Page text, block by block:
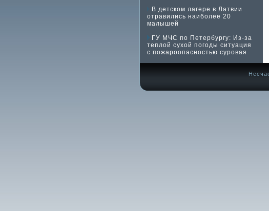
В детском лагере в Латвии
отравились наиболее 20
малышей
ГУ МЧС по Петербургу: Из-за
теплой сухой погоды ситуация
с пожароопасностью суровая